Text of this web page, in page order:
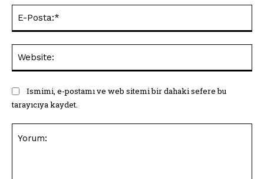
Ismimi, e-postamı ve web sitemi bir dahaki sefere bu
tarayıcıya kaydet.